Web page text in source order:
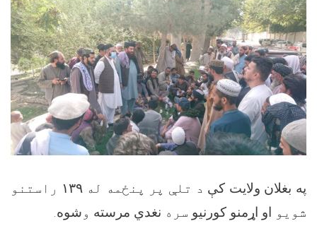
په بغلان ولایت کې د تلې پر پنځمه له۱۳۹ راستنو
شویو او اړمنو کورنیو سره نغدي مرسته و شوه.